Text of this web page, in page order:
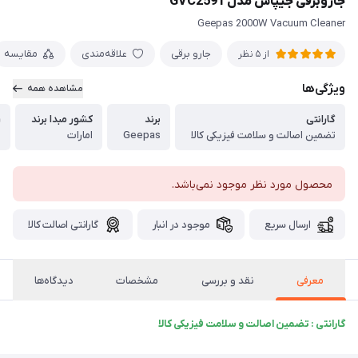
Geepas 2000W Vacuum Cleaner
از 5 نظر جارو برقی علاقه‌مندی مقایسه
ویژگی‌ها مشاهده همه
گارانتی
تضمین اصالت و سلامت فیزیکی کالا
برند
Geepas
کشور مبدا برند
امارات
محصول مورد نظر موجود نمی‌باشد.
ارسال سریع موجود در انبار گارانتی اصالت کالا
معرفی نقد و بررسی مشخصات دیدگاه‌ها
گارانتی : تضمین اصالت و سلامت فیزیکی کالا